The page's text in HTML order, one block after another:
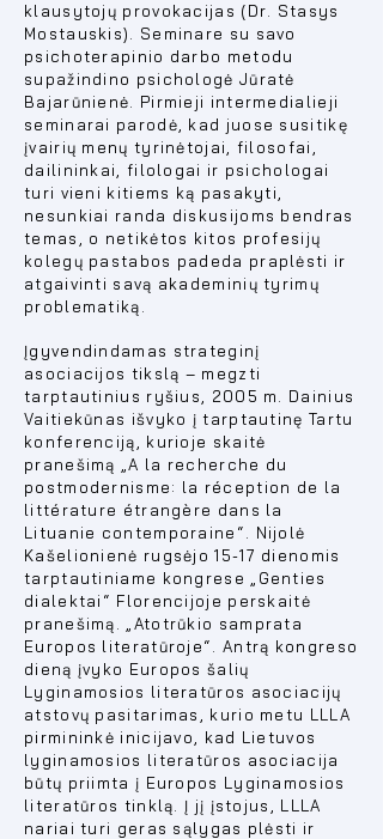
klausytojų provokacijas (Dr. Stasys
Mostauskis). Seminare su savo
psichoterapinio darbo metodu
supažindino psichologė Jūratė
Bajarūnienė. Pirmieji intermedialieji
seminarai parodė, kad juose susitikę
įvairių menų tyrinėtojai, filosofai,
dailininkai, filologai ir psichologai
turi vieni kitiems ką pasakyti,
nesunkiai randa diskusijoms bendras
temas, o netikėtos kitos profesijų
kolegų pastabos padeda praplėsti ir
atgaivinti savą akademinių tyrimų
problematiką.
Įgyvendindamas strateginį
asociacijos tikslą – megzti
tarptautinius ryšius, 2005 m. Dainius
Vaitiekūnas išvyko į tarptautinę Tartu
konferenciją, kurioje skaitė
pranešimą „A la recherche du
postmodernisme: la réception de la
littérature étrangère dans la
Lituanie contemporaine“. Nijolė
Kašelionienė rugsėjo 15-17 dienomis
tarptautiniame kongrese „Genties
dialektai“ Florencijoje perskaitė
pranešimą. „Atotrūkio samprata
Europos literatūroje“. Antrą kongreso
dieną įvyko Europos šalių
Lyginamosios literatūros asociacijų
atstovų pasitarimas, kurio metu LLLA
pirmininkė inicijavo, kad Lietuvos
lyginamosios literatūros asociacija
būtų priimta į Europos Lyginamosios
literatūros tinklą. Į jį įstojus, LLLA
nariai turi geras sąlygas plėsti ir